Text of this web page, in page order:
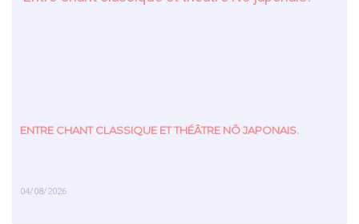
ENTRE CHANT CLASSIQUE ET THÉÂTRE NÔ JAPONAIS.
04/08/2026